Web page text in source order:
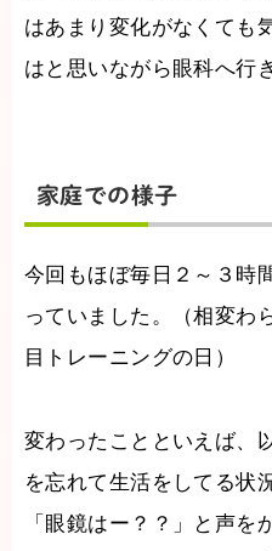
はあまり変化がなくても
はと思いながら眼科へ行
家庭での様子
今回もほぼ毎日２～３時
っていました。（相変わ
目トレーニングの日）
変わったことといえば、
を忘れて生活をしてる状
「眼鏡はー？？」と声を